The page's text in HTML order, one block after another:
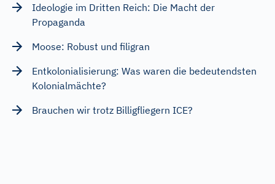
Ideologie im Dritten Reich: Die Macht der
Propaganda
Moose: Robust und filigran
Entkolonialisierung: Was waren die bedeutendsten
Kolonialmächte?
Brauchen wir trotz Billigfliegern ICE?